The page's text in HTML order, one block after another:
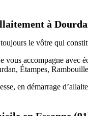
à
le vôtre qui
accompagne avec
, Étampes,
, en démarrage